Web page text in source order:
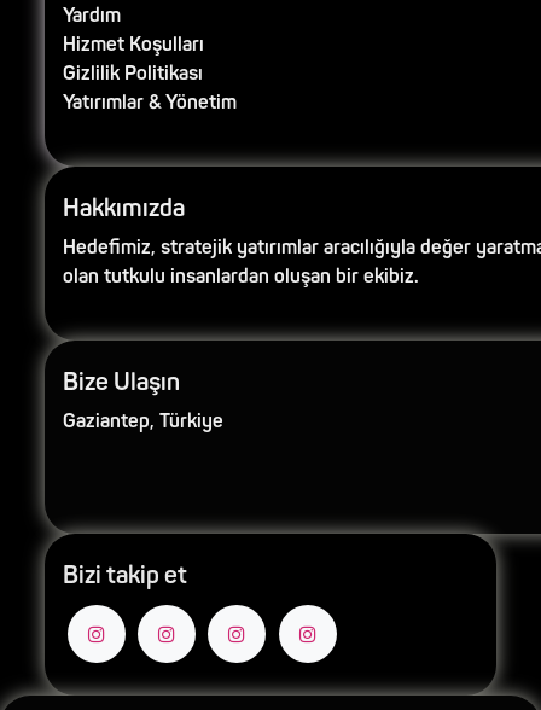
Yardım
Hizmet Koşulları
Gizlilik Politikası
Yatırımlar & Yönetim
Hakkımızda
Hedefimiz, stratejik yatırımlar aracılığıyla değer
olan tutkulu insanlardan oluşan bir ekibiz.
Bize Ulaşın
Gaziantep, Türkiye
Bizi takip et